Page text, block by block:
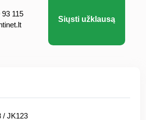
115
Siųsti užklausą
/ JK123